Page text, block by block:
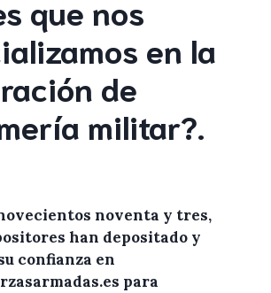
que nos
en la
de
militar?.
noventa y tres,
han depositado y
confianza en
para